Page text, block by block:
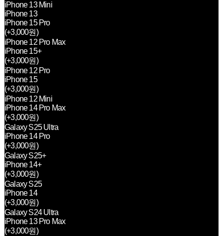
iPhone 13 Mini
iPhone 13
iPhone 15 Pro
(+3,000원)
iPhone 12 Pro Max
iPhone 15+
(+3,000원)
iPhone 12 Pro
iPhone 15
(+3,000원)
iPhone 12 Mini
iPhone 14 Pro Max
(+3,000원)
Galaxy S25 Ultra
iPhone 14 Pro
(+3,000원)
Galaxy S25+
iPhone 14+
(+3,000원)
Galaxy S25
iPhone 14
(+3,000원)
Galaxy S24 Ultra
iPhone 13 Pro Max
(+3,000원)